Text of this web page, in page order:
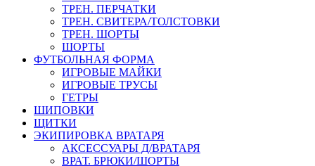
ТРЕН. ПЕРЧАТКИ
ТРЕН. СВИТЕРА/ТОЛСТОВКИ
ТРЕН. ШОРТЫ
ШОРТЫ
ФУТБОЛЬНАЯ ФОРМА
ИГРОВЫЕ МАЙКИ
ИГРОВЫЕ ТРУСЫ
ГЕТРЫ
ШИПОВКИ
ЩИТКИ
ЭКИПИРОВКА ВРАТАРЯ
АКСЕССУАРЫ Д/ВРАТАРЯ
ВРАТ. БРЮКИ/ШОРТЫ